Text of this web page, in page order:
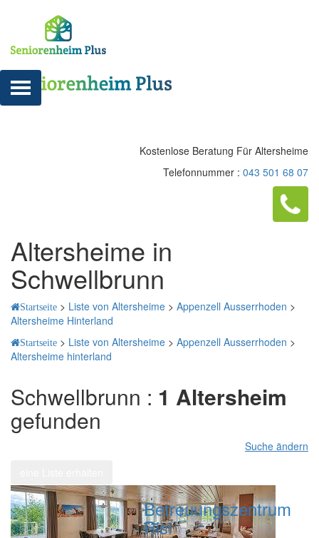
Kostenlose Beratung Für Altersheime
Telefonnummer : 043 501 68 07
Altersheime in
Schwellbrunn
Startseite > Liste von Altersheime > Appenzell Ausserrhoden >
Altersheime Hinterland
Startseite > Liste von Altersheime > Appenzell Ausserrhoden >
Altersheime hinterland
Schwellbrunn : 1 Altersheim
gefunden
Suche ändern
Betreuungszentrum
Risi